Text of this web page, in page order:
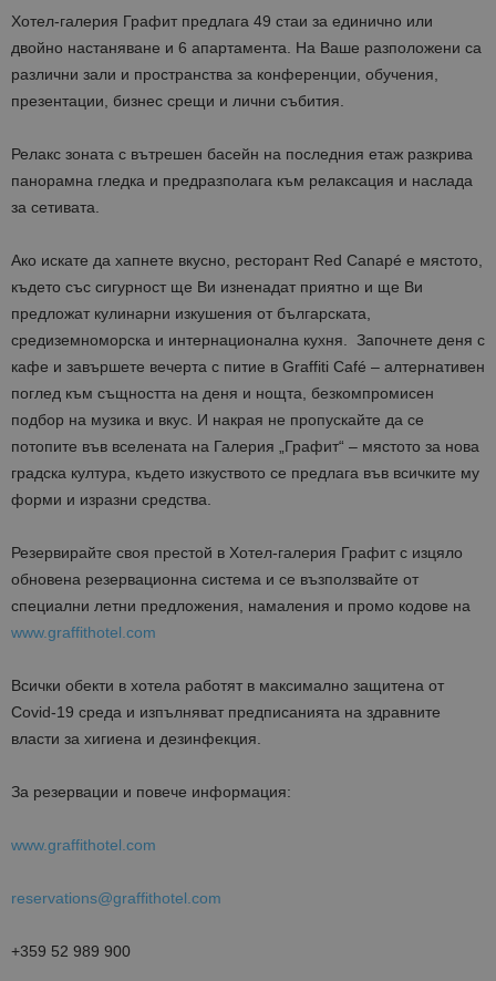
Хотел-галерия Графит предлага 49 стаи за единично или
двойно настаняване и 6 апартамента. На Ваше разположени са
различни зали и пространства за конференции, обучения,
презентации, бизнес срещи и лични събития.
Релакс зоната с вътрешен басейн на последния етаж разкрива
панорамна гледка и предразполага към релаксация и наслада
за сетивата.
Ако искате да хапнете вкусно, ресторант Red Canapé е мястото,
където със сигурност ще Ви изненадат приятно и ще Ви
предложат кулинарни изкушения от българската,
средиземноморска и интернационална кухня. Започнете деня с
кафе и завършете вечерта с питие в Graffiti Café – алтернативен
поглед към същността на деня и нощта, безкомпромисен
подбор на музика и вкус. И накрая не пропускайте да се
потопите във вселената на Галерия „Графит“ – мястото за нова
градска култура, където изкуството се предлага във всичките му
форми и изразни средства.
Резервирайте своя престой в Хотел-галерия Графит с изцяло
обновена резервационна система и се възползвайте от
специални летни предложения, намаления и промо кодове на
www.graffithotel.com
Всички обекти в хотела работят в максимално защитена от
Covid-19 среда и изпълняват предписанията на здравните
власти за хигиена и дезинфекция.
За резервации и повече информация:
www.graffithotel.com
reservations@graffithotel.com
+359 52 989 900